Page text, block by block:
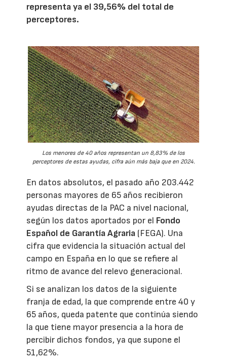
representa ya el 39,56% del total de
perceptores.
Los menores de 40 años representan un 8,83% de los
perceptores de estas ayudas, cifra aún más baja que en 2024.
En datos absolutos, el pasado año 203.442
personas mayores de 65 años recibieron
ayudas directas de la PAC a nivel nacional,
según los datos aportados por el Fondo
Español de Garantía Agraria (FEGA). Una
cifra que evidencia la situación actual del
campo en España en lo que se refiere al
ritmo de avance del relevo generacional.
Si se analizan los datos de la siguiente
franja de edad, la que comprende entre 40 y
65 años, queda patente que continúa siendo
la que tiene mayor presencia a la hora de
percibir dichos fondos, ya que supone el
51,62%.